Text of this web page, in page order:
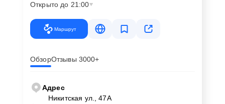
Открыто до 21:00
Маршрут
ОбзорОтзывы 3000+
Адрес
Никитская ул., 47А